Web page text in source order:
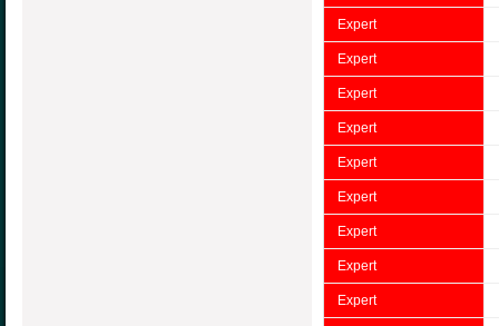
Expert
Expert
Expert
Expert
Expert
Expert
Expert
Expert
Expert